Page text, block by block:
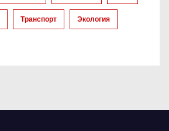
Транспорт Экология